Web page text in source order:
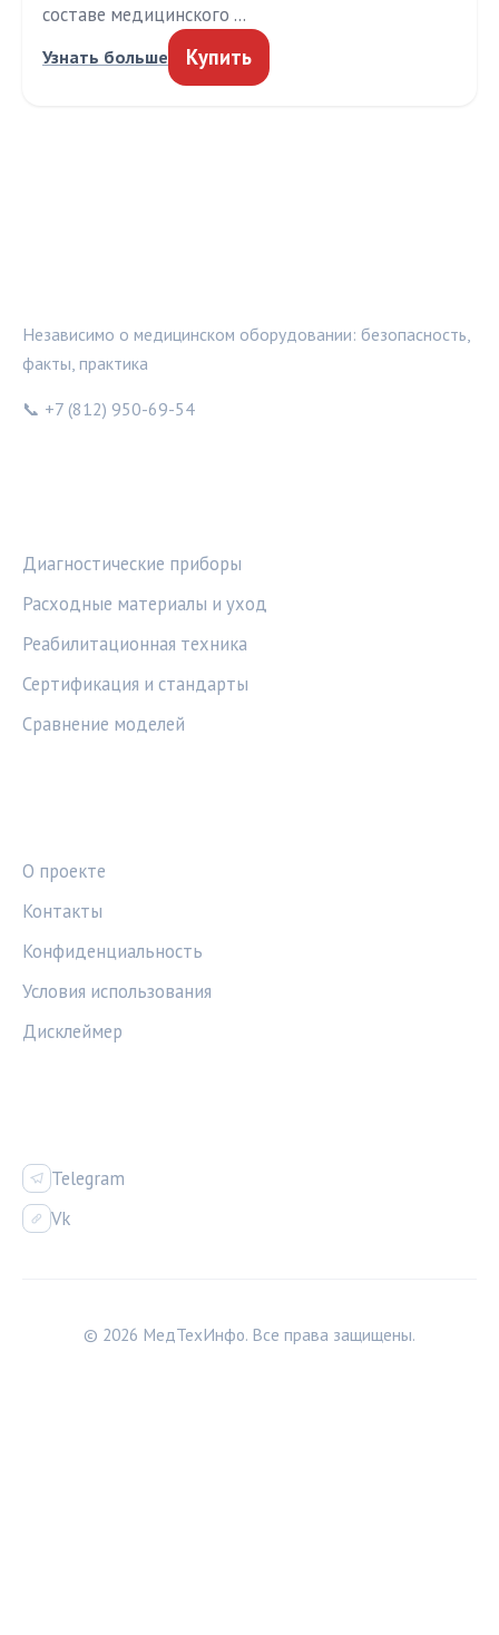
составе медицинского …
Узнать больше Купить
Независимо о медицинском оборудовании: безопасность,
факты, практика
📞 +7 (812) 950-69-54
Диагностические приборы
Расходные материалы и уход
Реабилитационная техника
Сертификация и стандарты
Сравнение моделей
О проекте
Контакты
Конфиденциальность
Условия использования
Дисклеймер
Telegram
Vk
© 2026 МедТехИнфо. Все права защищены.